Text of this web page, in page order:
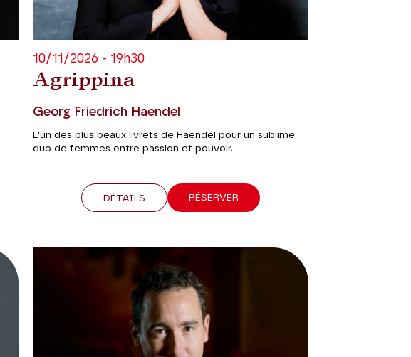
Agrippina
10/11/2026 - 19h30
Georg Friedrich Haendel
L’un des plus beaux livrets de Haendel pour un sublime
duo de femmes entre passion et pouvoir.
DÉTAILS RÉSERVER